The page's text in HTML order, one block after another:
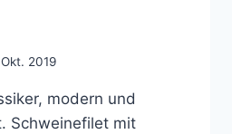
2019
modern und
Schweinefilet mit